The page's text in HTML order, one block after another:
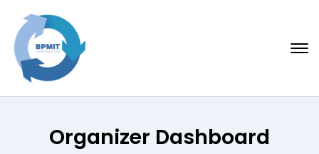
Organizer Dashboard